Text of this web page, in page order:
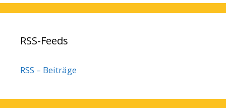
RSS-Feeds
RSS – Beiträge